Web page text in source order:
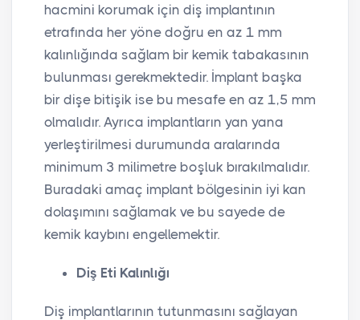
hacmini korumak için diş implantının
etrafında her yöne doğru en az 1 mm
kalınlığında sağlam bir kemik tabakasının
bulunması gerekmektedir. İmplant başka
bir dişe bitişik ise bu mesafe en az 1,5 mm
olmalıdır. Ayrıca implantların yan yana
yerleştirilmesi durumunda aralarında
minimum 3 milimetre boşluk bırakılmalıdır.
Buradaki amaç implant bölgesinin iyi kan
dolaşımını sağlamak ve bu sayede de
kemik kaybını engellemektir.
Diş Eti Kalınlığı
Diş implantlarının tutunmasını sağlayan